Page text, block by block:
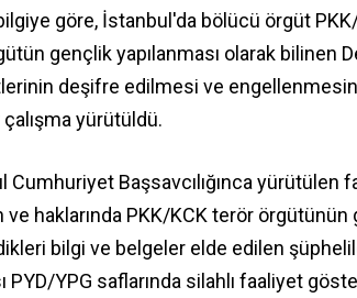
göre, İstanbul'da bölücü örgüt
gençlik yapılanması olarak bilinen
deşifre edilmesi ve
yürütüldü.
Cumhuriyet Başsavcılığınca yürütülen
ve haklarında PKK/KCK terör
bilgi ve belgeler elde edilen
PYD/YPG saflarında silahlı faaliyet